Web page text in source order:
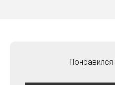
Понравился